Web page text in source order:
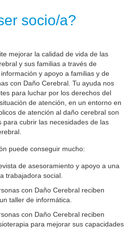
socio/a?
mejorar la calidad de vida de las
y sus familias a través de
y apoyo a familias y de
con Daño Cerebral. Tu ayuda nos
para luchar por los derechos del
de atención, en un entorno en
de atención al daño cerebral son
para cubrir las necesidades de las
puede conseguir mucho:
de asesoramiento y apoyo a una
trabajadora social.
con Daño Cerebral reciben
taller de informática.
con Daño Cerebral reciben
para mejorar sus capacidades